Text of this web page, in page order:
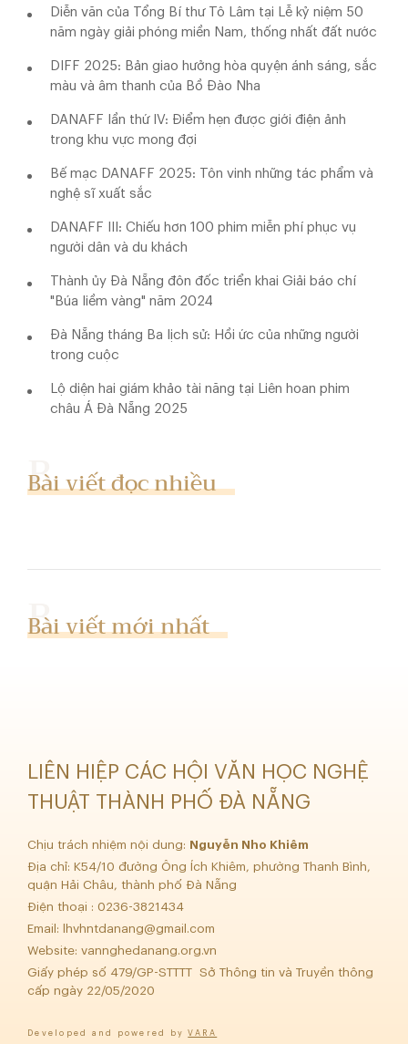
Diễn văn của Tổng Bí thư Tô Lâm tại Lễ kỷ niệm 50
năm ngày giải phóng miền Nam, thống nhất đất nước
DIFF 2025: Bản giao hưởng hòa quyện ánh sáng, sắc
màu và âm thanh của Bồ Đào Nha
DANAFF lần thứ IV: Điểm hẹn được giới điện ảnh
trong khu vực mong đợi
Bế mạc DANAFF 2025: Tôn vinh những tác phẩm và
nghệ sĩ xuất sắc
DANAFF III: Chiếu hơn 100 phim miễn phí phục vụ
người dân và du khách
Thành ủy Đà Nẵng đôn đốc triển khai Giải báo chí
"Búa liềm vàng" năm 2024
Đà Nẵng tháng Ba lịch sử: Hồi ức của những người
trong cuộc
Lộ diện hai giám khảo tài năng tại Liên hoan phim
châu Á Đà Nẵng 2025
Bài viết đọc nhiều
Bài viết mới nhất
LIÊN HIỆP CÁC HỘI VĂN HỌC NGHỆ
THUẬT THÀNH PHỐ ĐÀ NẴNG
Chịu trách nhiệm nội dung: Nguyễn Nho Khiêm
Địa chỉ: K54/10 đường Ông Ích Khiêm, phường Thanh Bình,
quận Hải Châu, thành phố Đà Nẵng
Điện thoại : 0236-3821434
Email:
lhvhntdanang@gmail.com
Website: vannghedanang.org.vn
Giấy phép số 479/GP-STTTT Sở Thông tin và Truyền thông
cấp ngày 22/05/2020
Developed and powered byVARA